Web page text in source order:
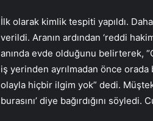
İlk olarak kimlik tespiti yapıldı.
verildi. Aranın ardından ‘reddi
anında evde olduğunu belirterek,
iş yerinden ayrılmadan önce orada
olayla hiçbir ilgim yok” dedi.
burasını’ diye bağırdığını